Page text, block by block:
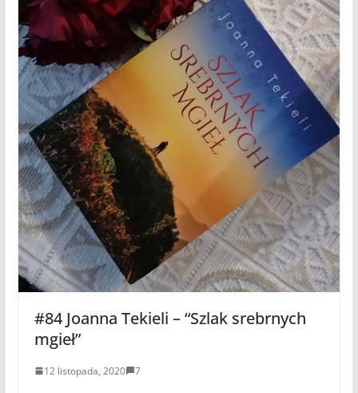
#84 Joanna Tekieli – “Szlak srebrnych
mgieł”
12 listopada, 2020 7